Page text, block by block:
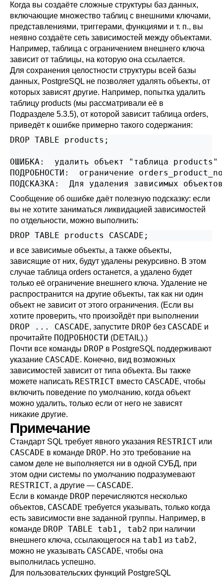
Когда вы создаёте сложные структуры баз данных,
включающие множество таблиц с внешними ключами,
представлениями, триггерами, функциями и т. п., вы
неявно создаёте сеть зависимостей между объектами.
Например, таблица с ограничением внешнего ключа
зависит от таблицы, на которую она ссылается.
Для сохранения целостности структуры всей базы
данных, PostgreSQL не позволяет удалять объекты, от
которых зависят другие. Например, попытка удалить
таблицу products (мы рассматривали её в
Подразделе 5.3.5), от которой зависит таблица orders,
приведёт к ошибке примерно такого содержания:
DROP TABLE products;
ОШИБКА:  удалить объект "таблица
ПОДРОБНОСТИ:  ограничение
Сообщение об ошибке даёт полезную подсказку: если
вы не хотите заниматься ликвидацией зависимостей
по отдельности, можно выполнить:
и все зависимые объекты, а также объекты,
зависящие от них, будут удалены рекурсивно. В этом
случае таблица orders останется, а удалено будет
только её ограничение внешнего ключа. Удаление не
распространится на другие объекты, так как ни один
объект не зависит от этого ограничения. (Если вы
хотите проверить, что произойдёт при выполнении
DROP ... CASCADE, запустите DROP без CASCADE и
прочитайте ПОДРОБНОСТИ (DETAIL).)
Почти все команды DROP в PostgreSQL поддерживают
указание CASCADE. Конечно, вид возможных
зависимостей зависит от типа объекта. Вы также
можете написать RESTRICT вместо CASCADE, чтобы
включить поведение по умолчанию, когда объект
можно удалить, только если от него не зависят
никакие другие.
Примечание
Стандарт SQL требует явного указания RESTRICT или
CASCADE в команде DROP. Но это требование на
самом деле не выполняется ни в одной СУБД, при
этом одни системы по умолчанию подразумевают
RESTRICT, а другие — CASCADE.
Если в команде DROP перечисляются несколько
объектов, CASCADE требуется указывать, только когда
есть зависимости вне заданной группы. Например, в
команде DROP TABLE tab1, tab2 при наличии
внешнего ключа, ссылающегося на tab1 из tab2,
можно не указывать CASCADE, чтобы она
выполнилась успешно.
Для пользовательских функций PostgreSQL